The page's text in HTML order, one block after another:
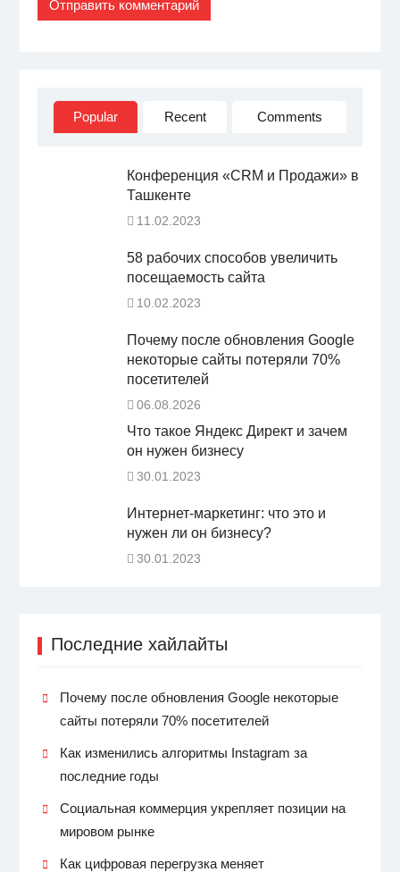
Popular Recent Comments
Конференция «CRM и Продажи» в
Ташкенте
11.02.2023
58 рабочих способов увеличить
посещаемость сайта
10.02.2023
Почему после обновления Google
некоторые сайты потеряли 70%
посетителей
06.08.2026
Что такое Яндекс Директ и зачем
он нужен бизнесу
30.01.2023
Интернет-маркетинг: что это и
нужен ли он бизнесу?
30.01.2023
Последние хайлайты
Почему после обновления Google некоторые
сайты потеряли 70% посетителей
Как изменились алгоритмы Instagram за
последние годы
Социальная коммерция укрепляет позиции на
мировом рынке
Как цифровая перегрузка меняет